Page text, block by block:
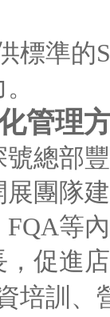
標準的
管理
部豐
團隊
等
促進
培訓、